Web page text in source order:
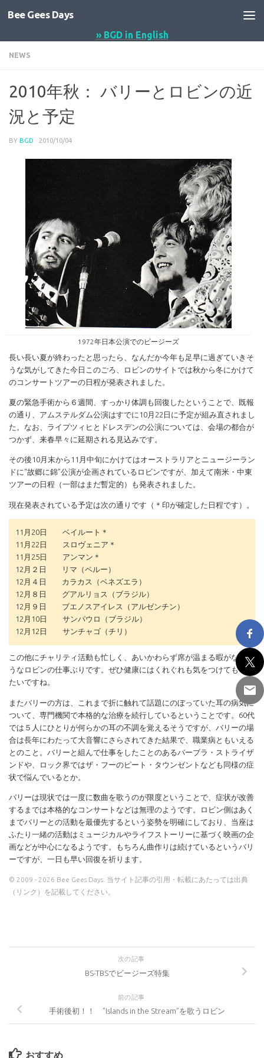
コンテンツへスキップ
Bee Gees Days
» BGD in English
NEWS
2010年秋： バリーとロビンの近
況と予定
BY BGD · 2010/10/04
1972年日本公演でのビージーズ
長い長い夏が終わったと思ったら、なんだか今年も足早に過ぎていきそ
うな気がしてきた今日このごろ、ロビンのサイトでは秋から冬にかけて
のコンサートツアーの日程が発表されました。
夏の緊急手術から６週間、すっかり体調も回復したということで、既報
の通り、アムステルダム公演はすでに10月22日に予定が組み直されまし
た。なお、ライプツィヒとドレスデンの公演については、会場の都合が
つかず、来春早々に延期される見込みです。
その後10月末から11月中旬にかけてはオーストラリアとニュージーラン
ドに"故郷に錦”公演が企画されているロビンですが、加えて南米・中東
ツアーの日程（一部はまだ暫定的）も発表されました。
現在発表されている予定は次の通りです（＊印が確定した日程です）。
11月20日 ベイルート＊
11月22日 スロヴェニア＊
11月25日 アンマン＊
12月２日 リマ（ペルー）
12月４日 カラカス（ベネズエラ）
12月８日 グアルリョス（ブラジル）
12月９日 ブエノスアイレス（アルゼンチン）
12月10日 サンパウロ（ブラジル）
12月12日 サンチャゴ（チリ）
この他にチャリティ活動も忙しく、あいかわらず席が温まる暇がなさそ
うなロビンの仕事ぶりです。ぜひ健康にはくれぐれも気をつけてもらい
たいですね。
またバリーの方は、これまで折に触れて話題にのぼっていた耳の病気に
ついて、専門機関で本格的な治療を続行しているということです。60代
では５人にひとりが何らかの耳の不調を覚えるそうですが、バリーの場
合は長年にわたって大音響にさらされてきた結果で、職業病ともいえる
とのこと。バリーと組んで仕事をしたことのあるバーブラ・ストライザ
ンドや、ロック界ではザ・フーのピート・タウンゼントなども同様の症
状で悩んでいるとか。
バリーは現状では一度に数曲を歌うのが限度ということで、症状が改善
するまでは本格的なコンサートなどは無理のようです。ロビン側はあく
までバリーとの活動を最優先するという姿勢を明確にしており、当座は
ふたり一緒の活動はミュージカルやライフストーリーに基づく映画の企
画などが中心になるようです。もちろん曲作りは続けているというバリ
ーですが、一日も早い回復を祈ります。
© 2009 - 2026 Bee Gees Days. 当サイト記事の引用・転載にあたっては出典
（リンク）を記載してください。
次の記事
BS-TBSでビージーズ特集
前の記事
手術後初！！ ”Islands in the Stream”を歌うロビン
おすすめ